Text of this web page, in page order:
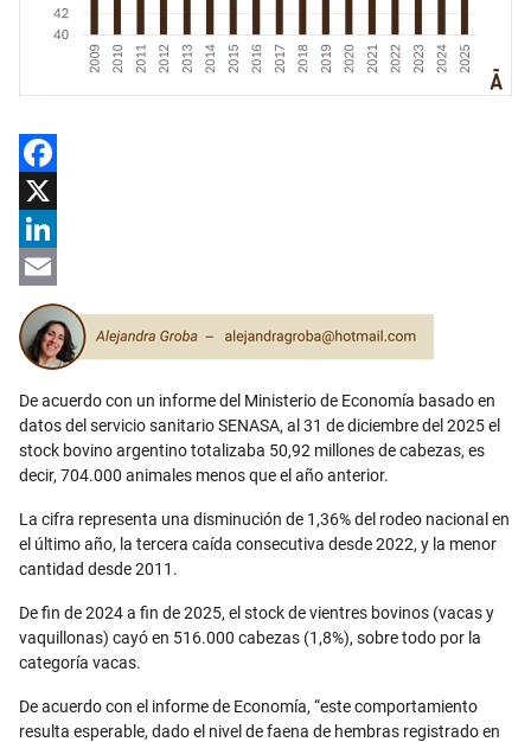
Facebook
X
LinkedIn
Email
De acuerdo con un informe del Ministerio de Economía basado en
datos del servicio sanitario SENASA, al 31 de diciembre del 2025 el
stock bovino argentino totalizaba 50,92 millones de cabezas, es
decir, 704.000 animales menos que el año anterior.
La cifra representa una disminución de 1,36% del rodeo nacional en
el último año, la tercera caída consecutiva desde 2022, y la menor
cantidad desde 2011.
De fin de 2024 a fin de 2025, el stock de vientres bovinos (vacas y
vaquillonas) cayó en 516.000 cabezas (1,8%), sobre todo por la
categoría vacas.
De acuerdo con el informe de Economía, “este comportamiento
resulta esperable, dado el nivel de faena de hembras registrado en